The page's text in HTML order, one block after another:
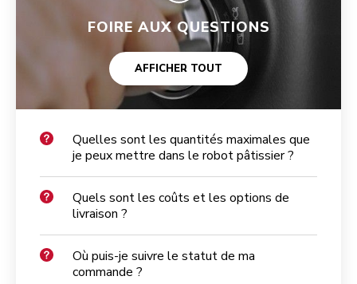
FOIRE AUX QUESTIONS
AFFICHER TOUT
Quelles sont les quantités maximales que
je peux mettre dans le robot pâtissier ?
Quels sont les coûts et les options de
livraison ?
Où puis-je suivre le statut de ma
commande ?